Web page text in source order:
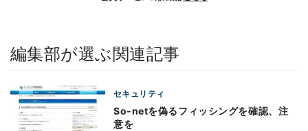
編集部が選ぶ関連記事
セキュリティ
So-netを偽るフィッシングを確認、注
意を